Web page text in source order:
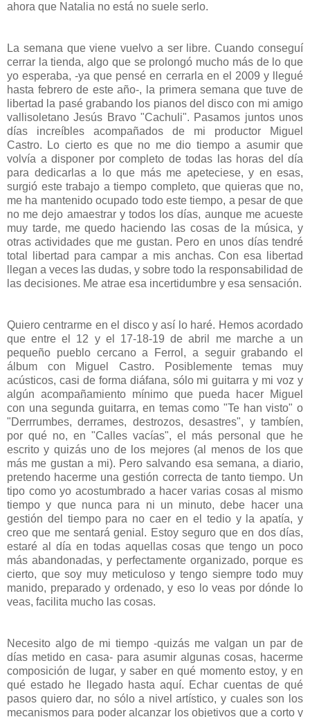
ahora que Natalia no está no suele serlo.
La semana que viene vuelvo a ser libre. Cuando conseguí
cerrar la tienda, algo que se prolongó mucho más de lo que
yo esperaba, -ya que pensé en cerrarla en el 2009 y llegué
hasta febrero de este año-, la primera semana que tuve de
libertad la pasé grabando los pianos del disco con mi amigo
vallisoletano Jesús Bravo "Cachuli". Pasamos juntos unos
días increíbles acompañados de mi productor Miguel
Castro. Lo cierto es que no me dio tiempo a asumir que
volvía a disponer por completo de todas las horas del día
para dedicarlas a lo que más me apeteciese, y en esas,
surgió este trabajo a tiempo completo, que quieras que no,
me ha mantenido ocupado todo este tiempo, a pesar de que
no me dejo amaestrar y todos los días, aunque me acueste
muy tarde, me quedo haciendo las cosas de la música, y
otras actividades que me gustan. Pero en unos días tendré
total libertad para campar a mis anchas. Con esa libertad
llegan a veces las dudas, y sobre todo la responsabilidad de
las decisiones. Me atrae esa incertidumbre y esa sensación.
Quiero centrarme en el disco y así lo haré. Hemos acordado
que entre el 12 y el 17-18-19 de abril me marche a un
pequeño pueblo cercano a Ferrol, a seguir grabando el
álbum con Miguel Castro. Posiblemente temas muy
acústicos, casi de forma diáfana, sólo mi guitarra y mi voz y
algún acompañamiento mínimo que pueda hacer Miguel
con una segunda guitarra, en temas como "Te han visto" o
"Derrrumbes, derrames, destrozos, desastres", y tambíen,
por qué no, en "Calles vacías", el más personal que he
escrito y quizás uno de los mejores (al menos de los que
más me gustan a mi). Pero salvando esa semana, a diario,
pretendo hacerme una gestión correcta de tanto tiempo. Un
tipo como yo acostumbrado a hacer varias cosas al mismo
tiempo y que nunca para ni un minuto, debe hacer una
gestión del tiempo para no caer en el tedio y la apatía, y
creo que me sentará genial. Estoy seguro que en dos días,
estaré al día en todas aquellas cosas que tengo un poco
más abandonadas, y perfectamente organizado, porque es
cierto, que soy muy meticuloso y tengo siempre todo muy
manido, preparado y ordenado, y eso lo veas por dónde lo
veas, facilita mucho las cosas.
Necesito algo de mi tiempo -quizás me valgan un par de
días metido en casa- para asumir algunas cosas, hacerme
composición de lugar, y saber en qué momento estoy, y en
qué estado he llegado hasta aquí. Echar cuentas de qué
pasos quiero dar, no sólo a nivel artístico, y cuales son los
mecanismos para poder alcanzar los objetivos que a corto y